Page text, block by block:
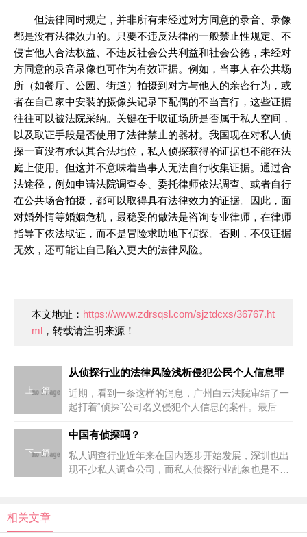
但法律同时规定，并非所有未经过对方同意的录音、录像
都是没有法律效力的。只要不违反法律的一般禁止性规定、不
侵害他人合法权益、不违反社会公共利益和社会公德，未经对
方同意的录音录像也可作为有效证据。例如，当事人在公共场
所（如餐厅、公园、街道）拍摄到对方与他人的亲密行为，或
者在自己家中安装的摄像头记录下配偶的不当言行，这些证据
往往可以被法院采纳。关键在于取证场所是否属于私人空间，
以及取证手段是否使用了法律禁止的器材。我国现在对私人侦
探一直没有承认其合法地位，私人侦探获得的证据也不能在法
庭上使用。但这并不意味着当事人无法自行收集证据。通过合
法途径，例如申请法院调查令、委托律师依法调查、或者自行
在公共场合拍摄，都可以取得具有法律效力的证据。因此，面
对婚外情等婚姻危机，最稳妥的做法是咨询专业律师，在律师
指导下依法取证，而不是冒险求助地下侦探。否则，不仅证据
无效，还可能让自己陷入更大的法律风险。
本文地址： https://www.zdrsqsl.com/sjztdcxs/36767.ht
ml ，转载请注明来源！
上一篇
从侦探行业的法律风险浅析侵犯公民个人信息罪
近期，看到一条这样的消息，广州白云法院审结了一
起打着“侦探”公司名义侵犯个人信息的案件。最后两
个月。于是想简单谈谈侦探行业，顺便谈谈侵犯公民
下一篇
中国有侦探吗？
私人调查行业近年来在国内逐步开始发展，深圳也出
现不少私人调查公司，而私人侦探行业乱象也是不争
相关文章